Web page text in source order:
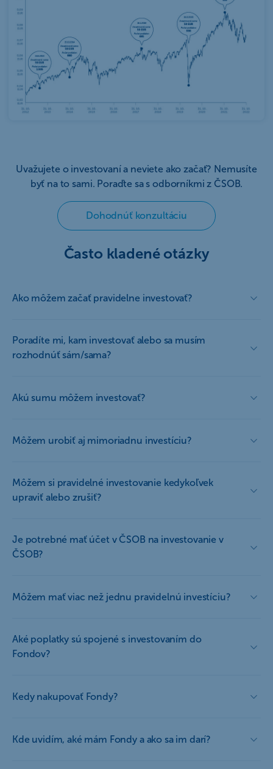
Uvažujete o investovaní a neviete ako začať? Nemusíte
byť na to sami. Poraďte sa s odborníkmi z ČSOB.
Dohodnúť konzultáciu
Často kladené otázky
Ako môžem začať pravidelne investovať?
Poradíte mi, kam investovať alebo sa musím
rozhodnúť sám/sama?
Akú sumu môžem investovať?
Môžem urobiť aj mimoriadnu investíciu?
Môžem si pravidelné investovanie kedykoľvek
upraviť alebo zrušiť?
Je potrebné mať účet v ČSOB na investovanie v
ČSOB?
Môžem mať viac než jednu pravidelnú investíciu?
Aké poplatky sú spojené s investovaním do
Fondov?
Kedy nakupovať Fondy?
Kde uvidím, aké mám Fondy a ako sa im darí?